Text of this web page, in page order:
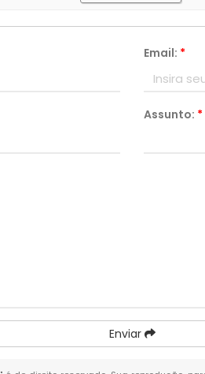
Email: *
Assunto: *
Enviar